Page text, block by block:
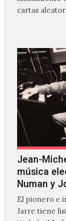
cartas
Jean-
música
Numan y
El pionero e
Jarre tiene